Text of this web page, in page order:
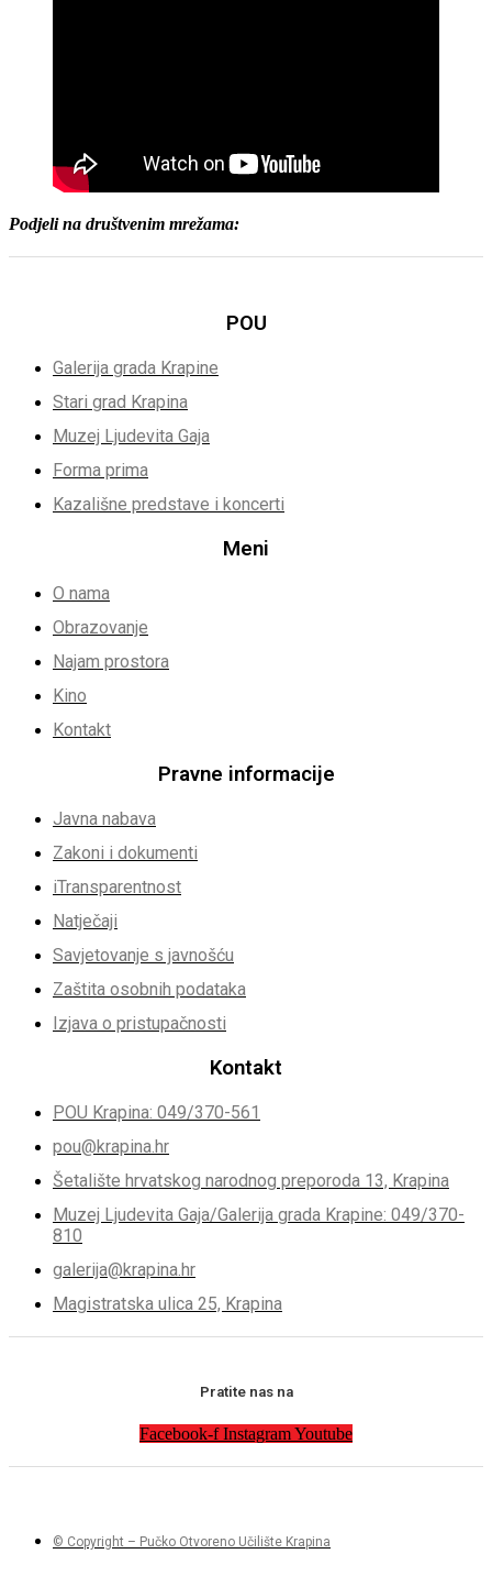
Podjeli na društvenim mrežama:
POU
Galerija grada Krapine
Stari grad Krapina
Muzej Ljudevita Gaja
Forma prima
Kazališne predstave i koncerti
Meni
O nama
Obrazovanje
Najam prostora
Kino
Kontakt
Pravne informacije
Javna nabava
Zakoni i dokumenti
iTransparentnost
Natječaji
Savjetovanje s javnošću
Zaštita osobnih podataka
Izjava o pristupačnosti
Kontakt
POU Krapina: 049/370-561
pou@krapina.hr
Šetalište hrvatskog narodnog preporoda 13, Krapina
Muzej Ljudevita Gaja/Galerija grada Krapine: 049/370-
810
galerija@krapina.hr
Magistratska ulica 25, Krapina
Pratite nas na
Facebook-f InstagramYoutube
© Copyright – Pučko Otvoreno Učilište Krapina